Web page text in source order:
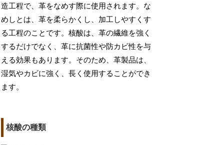
造工程で、革をなめす際に使用されます。な
めしとは、革を柔らかくし、加工しやすくす
る工程のことです。核酸は、革の繊維を強く
するだけでなく、革に抗菌性や防カビ性を与
える効果もあります。そのため、革製品は、
湿気やカビに強く、長く使用することができ
ます。
核酸の種類